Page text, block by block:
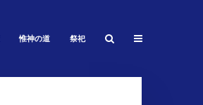
惟神の道 祭祀